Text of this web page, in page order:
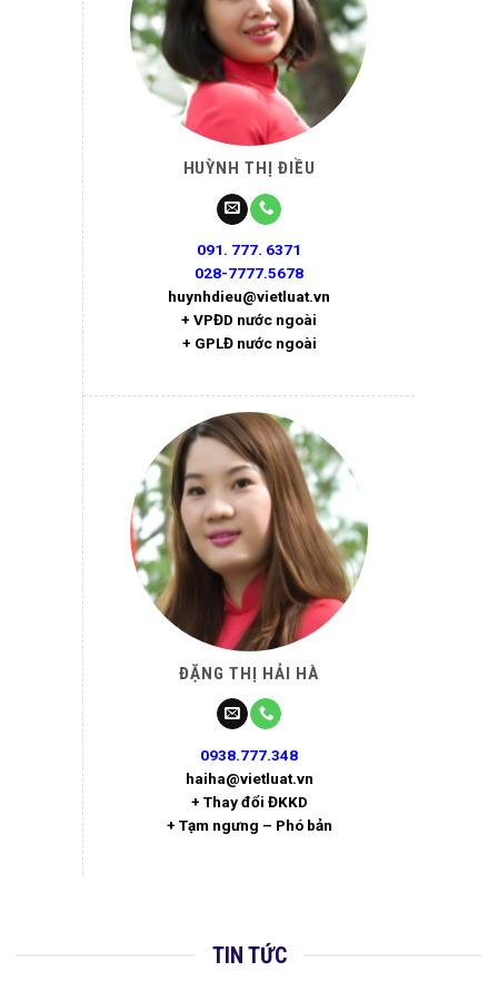
HUỲNH THỊ ĐIỀU
091. 777. 6371
028-7777.5678
huynhdieu@vietluat.vn
+ VPĐD nước ngoài
+ GPLĐ nước ngoài
ĐẶNG THỊ HẢI HÀ
0938.777.348
haiha@vietluat.vn
+ Thay đổi ĐKKD
+ Tạm ngưng – Phó bản
TIN TỨC